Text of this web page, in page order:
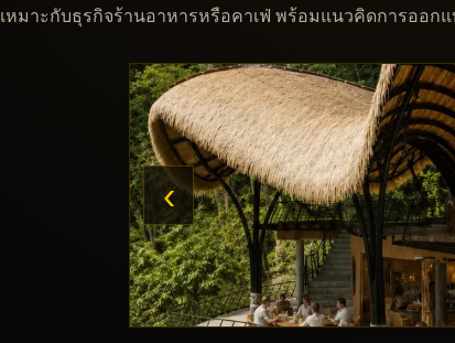
เหมาะกับธุรกิจร้านอาหารหรือคาเฟ่ พร้อมแนวคิดการออ
‹